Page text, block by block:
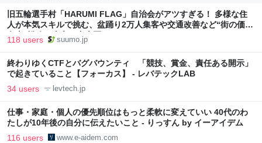
旧五輪選手村「HARUMI FLAG」自治会がアツすぎる！ 多様な住
人が本気スキルで挑む、盆踊り2万人集客や交通改善など“街の価値
向上”戦略 東京・中央区
118 users suumo.jp
終わりゆくCTFとバグバウンティ 「競技、賞金、責任ある開示」
で起きていること【フォーカス】 - レバテックLAB
34 users levtech.jp
仕事・家庭・個人の優先順位はもっと柔軟に変えていい 40代のわ
たしが10年後の自分に伝えたいこと - りっすん by イーアイデム
116 users www.e-aidem.com